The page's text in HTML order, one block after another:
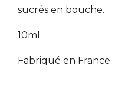
sucrés en bouche.
10ml
Fabriqué en France.